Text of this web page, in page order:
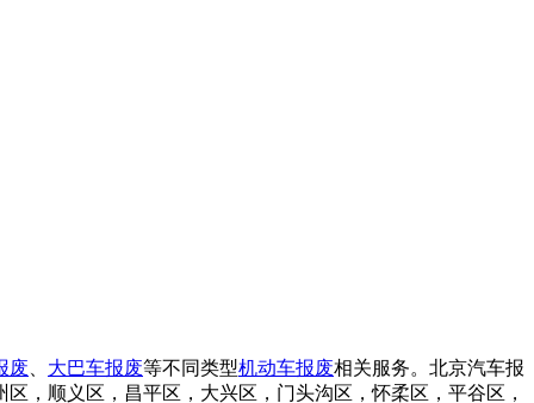
废 大巴车报废等不同类型机动车报废相关服务。北京汽车报
，顺义区，昌平区，大兴区，门头沟区，怀柔区，平谷区，